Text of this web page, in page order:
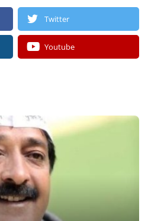
Twitter
Youtube